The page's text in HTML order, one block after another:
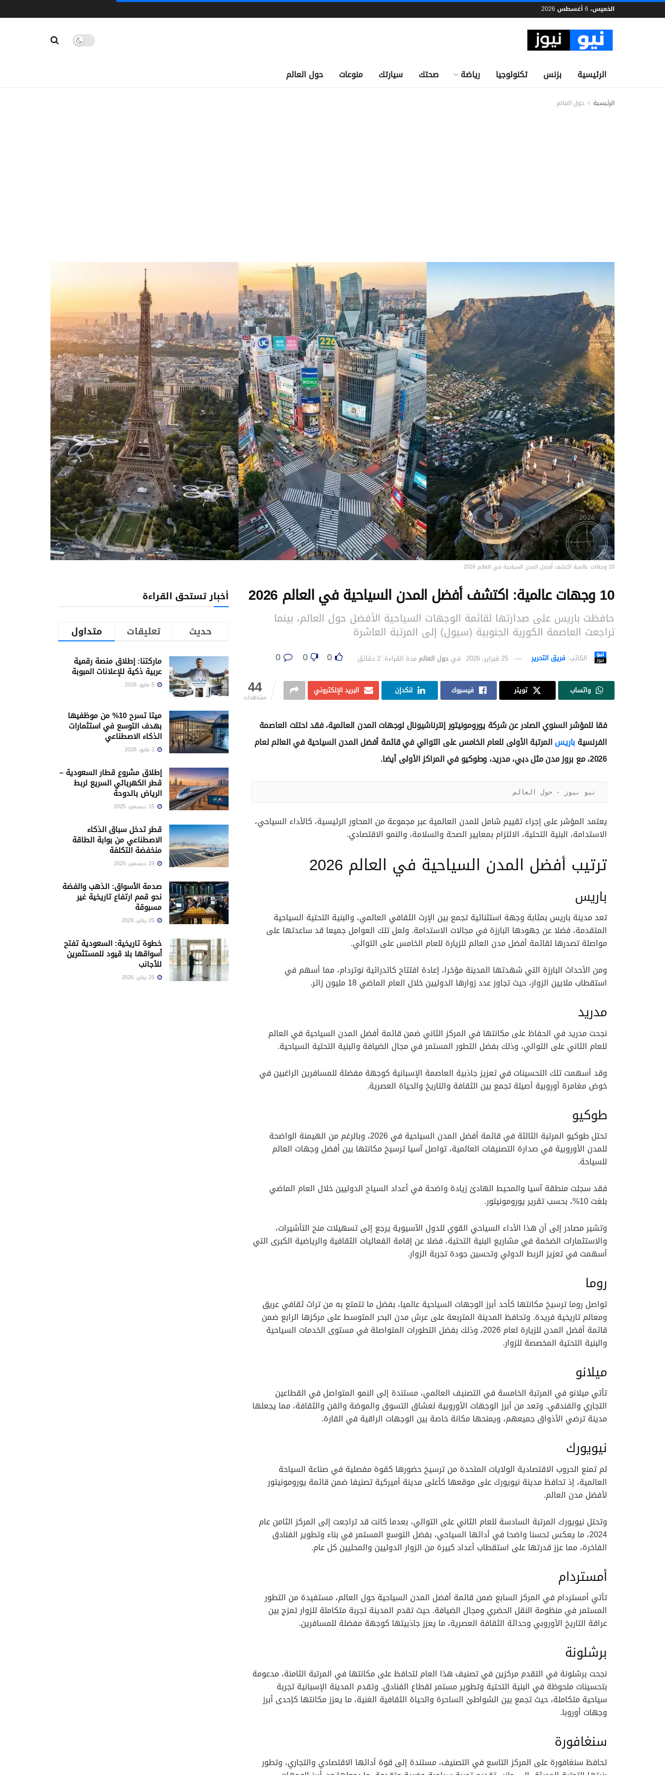
الخميس، 6 أغسطس 2026
الرئيسية بزنس تكنولوجيا رياضة صحتك سيارتك منوعات حول العالم
الرئيسية حول العالم
10 وجهات عالمية اكتشف أفضل المدن السياحية في العالم 2026
10 وجهات عالمية: اكتشف أفضل المدن السياحية في العالم 2026
حافظت باريس على صدارتها لقائمة الوجهات السياحية الأفضل حول العالم، بينما
تراجعت العاصمة الكورية الجنوبية (سيول) إلى المرتبة العاشرة
الكاتب: فريق التحرير 25 فبراير، 2026 في حول العالم مدة القراءة: 2 دقائق 0
0
44
مشاهدات
واتساب تويتر فيسبوك لنكدإن البريد الإلكتروني
فقا للمؤشر السنوي الصادر عن شركة يورومونيتور إنترناشيونال لوجهات المدن العالمية، فقد احتلت العاصمة
الفرنسيةباريسالمرتبة الأولى للعام الخامس على التوالي في قائمة أفضل المدن السياحية في العالم لعام
2026، مع بروز مدن مثل دبي، مدريد، وطوكيو في المراكز الأولى أيضا.
نيو نيوز - حول العالم
يعتمد المؤشر على إجراء تقييم شامل للمدن العالمية عبر مجموعة من المحاور الرئيسية، كالأداء السياحي،
الاستدامة، البنية التحتية، الالتزام بمعايير الصحة والسلامة، والنمو الاقتصادي.
ترتيب أفضل المدن السياحية في العالم 2026
باريس
تعد مدينة باريس بمثابة وجهة استثنائية تجمع بين الإرث الثقافي العالمي، والبنية التحتية السياحية
المتقدمة، فضلا عن جهودها البارزة في مجالات الاستدامة. ولعل تلك العوامل جميعا قد ساعدتها على
مواصلة تصدرها لقائمة أفضل مدن العالم للزيارة للعام الخامس على التوالي.
ومن الأحداث البارزة التي شهدتها المدينة مؤخرا، إعادة افتتاح كاتدرائية نوتردام، مما أسهم في
استقطاب ملايين الزوار، حيث تجاوز عدد زوارها الدوليين خلال العام الماضي 18 مليون زائر.
مدريد
نجحت مدريد في الحفاظ على مكانتها في المركز الثاني ضمن قائمة أفضل المدن السياحية في العالم
للعام الثاني على التوالي، وذلك بفضل التطور المستمر في مجال الضيافة والبنية التحتية السياحية.
وقد أسهمت تلك التحسينات في تعزيز جاذبية العاصمة الإسبانية كوجهة مفضلة للمسافرين الراغبين في
خوض مغامرة أوروبية أصيلة تجمع بين الثقافة والتاريخ والحياة العصرية.
طوكيو
تحتل طوكيو المرتبة الثالثة في قائمة أفضل المدن السياحية في 2026، وبالرغم من الهيمنة الواضحة
للمدن الأوروبية في صدارة التصنيفات العالمية، تواصل آسيا ترسيخ مكانتها بين أفضل وجهات العالم
للسياحة.
فقد سجلت منطقة آسيا والمحيط الهادئ زيادة واضحة في أعداد السياح الدوليين خلال العام الماضي
بلغت 10%، بحسب تقرير يورومونيتور.
وتشير مصادر إلى أن هذا الأداء السياحي القوي للدول الآسيوية يرجع إلى تسهيلات منح التأشيرات،
والاستثمارات الضخمة في مشاريع البنية التحتية، فضلا عن إقامة الفعاليات الثقافية والرياضية الكبرى التي
أسهمت في تعزيز الربط الدولي وتحسين جودة تجربة الزوار.
روما
تواصل روما ترسيخ مكانتها كأحد أبرز الوجهات السياحية عالميا، بفضل ما تتمتع به من تراث ثقافي عريق
ومعالم تاريخية فريدة. وتحافظ المدينة المتربعة على عرش مدن البحر المتوسط على مركزها الرابع ضمن
قائمة أفضل المدن للزيارة لعام 2026، وذلك بفضل التطورات المتواصلة في مستوى الخدمات السياحية
والبنية التحتية المخصصة للزوار.
ميلانو
تأتي ميلانو في المرتبة الخامسة في التصنيف العالمي، مستندة إلى النمو المتواصل في القطاعين
التجاري والفندقي. وتعد من أبرز الوجهات الأوروبية لعشاق التسوق والموضة والفن والثقافة، مما يجعلها
مدينة ترضي الأذواق جميعهم، ويمنحها مكانة خاصة بين الوجهات الراقية في القارة.
نيويورك
لم تمنع الحروب الاقتصادية الولايات المتحدة من ترسيخ حضورها كقوة مفصلية في صناعة السياحة
العالمية، إذ تحافظ مدينة نيويورك على موقعها كأعلى مدينة أميركية تصنيفا ضمن قائمة يورومونيتور
لأفضل مدن العالم.
وتحتل نيويورك المرتبة السادسة للعام الثاني على التوالي، بعدما كانت قد تراجعت إلى المركز الثامن عام
2024، ما يعكس تحسنا واضحا في أدائها السياحي، بفضل التوسع المستمر في بناء وتطوير الفنادق
الفاخرة، مما عزز قدرتها على استقطاب أعداد كبيرة من الزوار الدوليين والمحليين كل عام.
أمستردام
تأتي أمستردام في المركز السابع ضمن قائمة أفضل المدن السياحية حول العالم، مستفيدة من التطور
المستمر في منظومة النقل الحضري ومجال الضيافة. حيث تقدم المدينة تجربة متكاملة للزوار تمزج بين
عراقة التاريخ الأوروبي وحداثة الثقافة العصرية، ما يعزز جاذبيتها كوجهة مفضلة للمسافرين.
برشلونة
نجحت برشلونة في التقدم مركزين في تصنيف هذا العام لتحافظ على مكانتها في المرتبة الثامنة، مدعومة
بتحسينات ملحوظة في البنية التحتية وتطوير مستمر لقطاع الفنادق. وتقدم المدينة الإسبانية تجربة
سياحية متكاملة، حيث تجمع بين الشواطئ الساحرة والحياة الثقافية الغنية، ما يعزز مكانتها كإحدى أبرز
وجهات أوروبا.
سنغافورة
تحافظ سنغافورة على المركز التاسع في التصنيف، مستندة إلى قوة أدائها الاقتصادي والتجاري، وتطور
أخبار تستحق القراءة
متداول تعليقات حديث
ماركتنا: إطلاق منصة رقمية
عربية ذكية للإعلانات المبوبة
ميتا تسرح 10% من موظفيها
بهدف التوسع في استثمارات
الذكاء الاصطناعي
إطلاق مشروع قطار السعودية –
قطر الكهربائي السريع لربط
الرياض بالدوحة
قطر تدخل سباق الذكاء
الاصطناعي من بوابة الطاقة
منخفضة التكلفة
صدمة الأسواق: الذهب والفضة
نحو قمم ارتفاع تاريخية غير
مسبوقة
خطوة تاريخية: السعودية تفتح
أسواقها بلا قيود للمستثمرين
للأجانب